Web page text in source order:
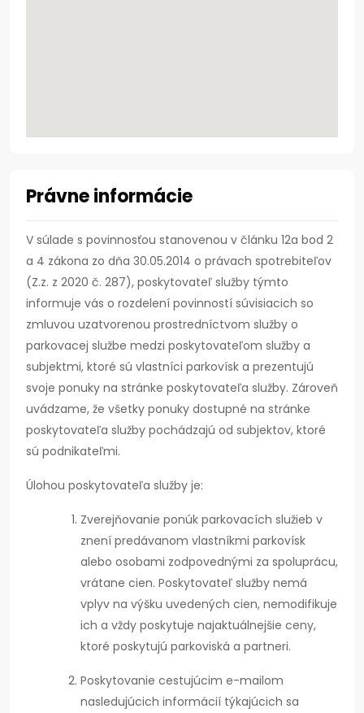
Právne informácie
V súlade s povinnosťou stanovenou v článku 12a bod 2
a 4 zákona zo dňa 30.05.2014 o právach spotrebiteľov
(Z.z. z 2020 č. 287), poskytovateľ služby týmto
informuje vás o rozdelení povinností súvisiacich so
zmluvou uzatvorenou prostredníctvom služby o
parkovacej službe medzi poskytovateľom služby a
subjektmi, ktoré sú vlastníci parkovísk a prezentujú
svoje ponuky na stránke poskytovateľa služby. Zároveň
uvádzame, že všetky ponuky dostupné na stránke
poskytovateľa služby pochádzajú od subjektov, ktoré
sú podnikateľmi.
Úlohou poskytovateľa služby je:
Zverejňovanie ponúk parkovacích služieb v
znení predávanom vlastníkmi parkovísk
alebo osobami zodpovednými za spoluprácu,
vrátane cien. Poskytovateľ služby nemá
vplyv na výšku uvedených cien, nemodifikuje
ich a vždy poskytuje najaktuálnejšie ceny,
ktoré poskytujú parkoviská a partneri.
Poskytovanie cestujúcim e-mailom
nasledujúcich informácií týkajúcich sa